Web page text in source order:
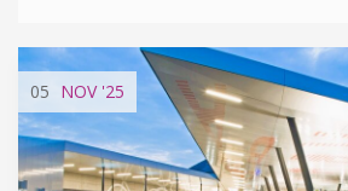
05 NOV'25